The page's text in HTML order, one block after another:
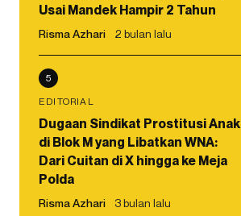
Usai Mandek Hampir 2 Tahun
Risma Azhari 2 bulan lalu
5
EDITORIAL
Dugaan Sindikat Prostitusi Anak
di Blok M yang Libatkan WNA:
Dari Cuitan di X hingga ke Meja
Polda
Risma Azhari 3 bulan lalu